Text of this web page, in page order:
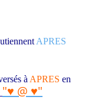
APRES
à APRES en
"♥ @ ♥"